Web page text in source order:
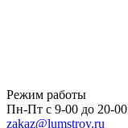
Режим работы
Пн-Пт с 9-00 до 20-00
zakaz@lumstroy.ru